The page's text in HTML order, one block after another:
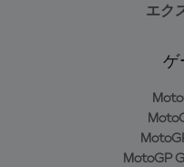
エク
ゲ
MotoGP